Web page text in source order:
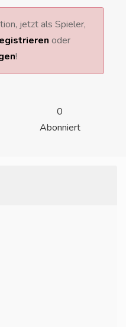
jetzt als Spieler,
oder
!
0
Abonniert